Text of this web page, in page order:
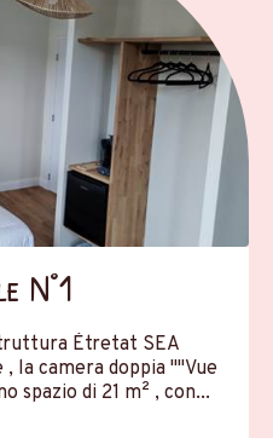
N°1
Étretat SEA
la camera doppia ""Vue
spazio di 21 m² , con...